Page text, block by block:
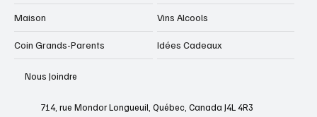
Maison
Coin Grands-Parents
Vins Alcools
Idées Cadeaux
Nous Joindre
714, rue Mondor Longueuil, Québec, Canada J4L 4R3